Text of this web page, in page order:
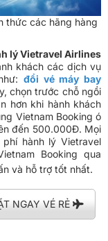
thức các hãng hàng
lý Vietravel Airlines
khách các dịch vụ
đổi vé máy bay
chọn trước chỗ ngồi
hơn khi hành khách
Vietnam Booking ó
đến 500.000Đ. Mọi
hành lý Vietravel
Booking qua
và hỗ trợ tốt nhất.
NGAY VÉ RẺ